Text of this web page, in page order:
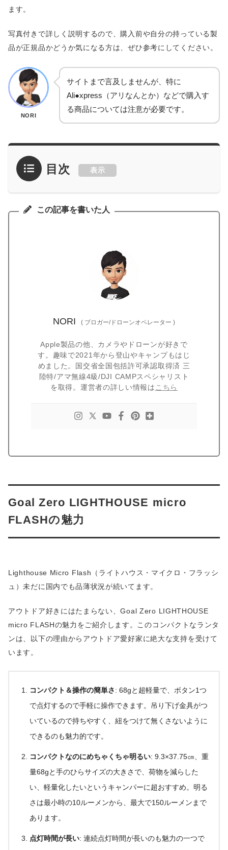
ます。
写真付きで詳しく説明するので、購入前や自分の持っている製
品が正規品かどうか気になる方は、ぜひ参考にしてください。
NORI
サイトまで言及しませんが、特に
Ali●xpress（アリなんとか）などで購入す
る商品については注意が必要です。
目次 表示
この記事を書いた人
NORI ( ブロガー/ドローンオペレーター )
Apple製品の他、カメラやドローンが好きで
す。趣味で2021年から登山やキャンプもはじ
めました。国交省全国包括許可承認取得済 三
陸特/アマ無線4級/DJI CAMPスペシャリスト
を取得。運営者の詳しい情報は こちら
Goal Zero LIGHTHOUSE micro
FLASHの魅力
Lighthouse Micro Flash（ライトハウス・マイクロ・フラッシ
ュ）未だに国内でも品薄状況が続いてます。
アウトドア好きにはたまらない、Goal Zero LIGHTHOUSE
micro FLASHの魅力をご紹介します。このコンパクトなランタ
ンは、以下の理由からアウトドア愛好家に絶大な支持を受けて
います。
コンパクト＆操作の簡単さ: 68gと超軽量で、ボタン1つ
で点灯するので手軽に操作できます。吊り下げ金具がつ
いているので持ちやすく、紐をつけて無くさないように
できるのも魅力的です。
コンパクトなのにめちゃくちゃ明るい: 9.3×37.75㎝、重
量68gと手のひらサイズの大きさで、荷物を減らした
い、軽量化したいというキャンパーに超おすすめ。明る
さは最小時の10ルーメンから、最大で150ルーメンまで
あります。
点灯時間が長い: 連続点灯時間が長いのも魅力の一つで